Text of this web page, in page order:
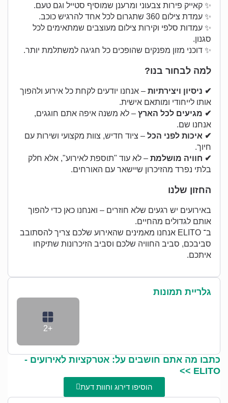
✨ קאייק פירות צבעוני ומרענן שמוסיף סטייל וגם טעם.
✨ עמדת צילום 360 שתגרום לכל אחד להרגיש כוכב.
✨ עמדות סלפי וקירות צילום מעוצבים שמתאימים לכל
סגנון.
✨ דוכני מזון מפנקים שהופכים כל חגיגה למשתלמת יותר.
למה לבחור בנו?
✔ ניסיון ויצירתיות – אנחנו יודעים לקחת כל אירוע ולהפוך
אותו לייחודי ומותאם אישית.
✔ מגיעים לכל הארץ – לא משנה איפה אתם חוגגים,
אנחנו שם.
✔ איכות לפני הכל – ציוד חדיש, צוות מקצועי ושירות עם
חיוך.
✔ חוויה מושלמת – לא עוד "תוספת לאירוע", אלא חלק
בלתי נפרד מהזיכרון שיישאר עם האורחים.
החזון שלנו
באירועים יש רגעים שלא חוזרים – ואנחנו כאן כדי להפוך
אותם לגדולים מהחיים.
ב־ ELITO אנחנו מאמינים שהאירוע שלכם צריך להסתובב
סביבכם, סביב החוויה שלכם וסביב הזיכרונות שתיקחו
איתכם.
גלריית תמונות
+2
כתבו מה אתם חושבים על: אטרקציות לאירועים -
ELITO >>
הוסיפו דירוג וחוות דעת